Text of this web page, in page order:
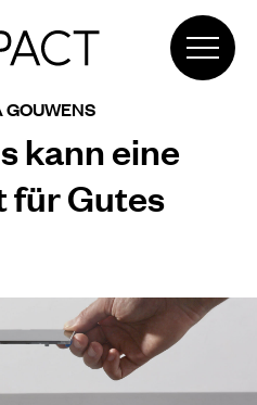
kann eine
für Gutes